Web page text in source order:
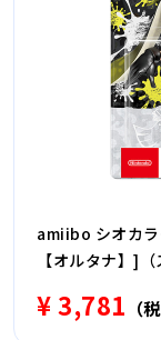
amiibo シオカ
【オルタナ】]
¥ 3,781 （